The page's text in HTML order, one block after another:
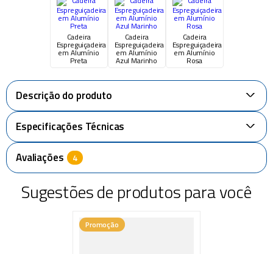
Cadeira
Espreguiçadeira
em Alumínio
Preta
Cadeira
Espreguiçadeira
em Alumínio
Azul Marinho
Cadeira
Espreguiçadeira
em Alumínio
Rosa
Descrição do produto
+
Especificações Técnicas
+
Avaliações
Sugestões de produtos para você
Promoção